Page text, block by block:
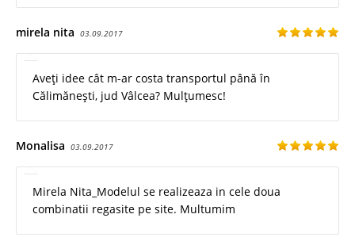
mirela nita 03.09.2017
Aveți idee cât m-ar costa transportul până în
Călimănești, jud Vâlcea? Mulțumesc!
Monalisa 03.09.2017
Mirela Nita_Modelul se realizeaza in cele doua
combinatii regasite pe site. Multumim